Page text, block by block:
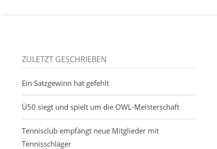
ZULETZT GESCHRIEBEN
Ein Satzgewinn hat gefehlt
Ü50 siegt und spielt um die OWL-Meisterschaft
Tennisclub empfängt neue Mitglieder mit
Tennisschläger